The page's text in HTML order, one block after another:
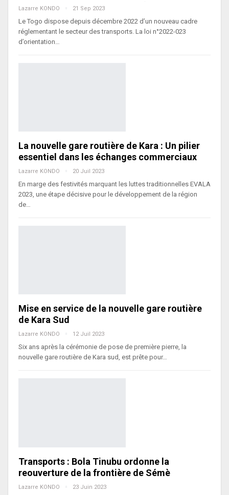
Lazarre KONDO 21 Sep 2023
Le Togo dispose depuis décembre 2022 d’un nouveau cadre
réglementant le secteur des transports. La loi n°2022-023
d’orientation…
La nouvelle gare routière de Kara : Un pilier
essentiel dans les échanges commerciaux
Lazarre KONDO 20 Juil 2023
En marge des festivités marquant les luttes traditionnelles EVALA
2023, une étape décisive pour le développement de la région
de…
Mise en service de la nouvelle gare routière
de Kara Sud
Lazarre KONDO 12 Juil 2023
Six ans après la cérémonie de pose de première pierre, la
nouvelle gare routière de Kara sud, est prête pour…
Transports : Bola Tinubu ordonne la
reouverture de la frontière de Sémè
Lazarre KONDO 23 Juin 2023